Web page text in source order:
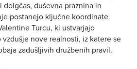
dolgčas, duševna praznina in
postanejo ključne koordinate
Turcu, ki ustvarjajo
nove realnosti, iz katere se
zadušljivih družbenih pravil.